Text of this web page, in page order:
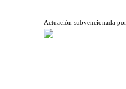
Actuación subvencionada